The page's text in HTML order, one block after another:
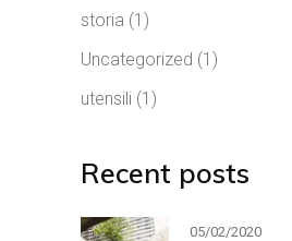
storia (1)
Uncategorized (1)
utensili (1)
Recent posts
05/02/2020